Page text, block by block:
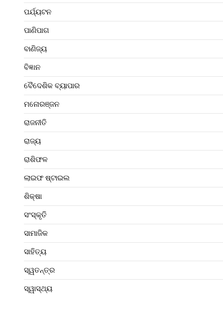
ପର୍ଯ୍ୟଟନ
ପାଣିପାଗ
ବାଣିଜ୍ୟ
ବିଜ୍ଞାନ
ବୈଦେଶିକ ବ୍ୟାପାର
ମନୋରଞ୍ଜନ
ରାଜନୀତି
ରାଜ୍ୟ
ରାଶିଫଳ
ଲାଇଫ ଷ୍ଟାଇଲ
ଶିକ୍ଷା
ସଂସ୍କୃତି
ସାମାଜିକ
ସାହିତ୍ୟ
ସ୍ୱତନ୍ତ୍ର
ସ୍ୱାସ୍ଥ୍ୟ